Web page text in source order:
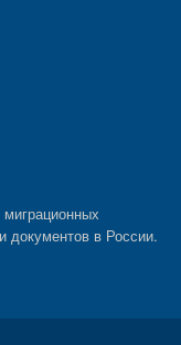
документов в России.